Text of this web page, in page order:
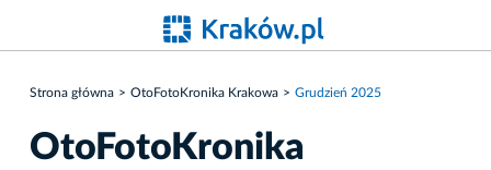
Strona główna OtoFotoKronika Krakowa Grudzień 2025
OtoFotoKronika